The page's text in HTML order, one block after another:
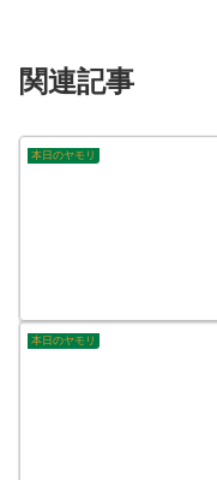
関連記事
本日のヤモリ
本日のヤモリ